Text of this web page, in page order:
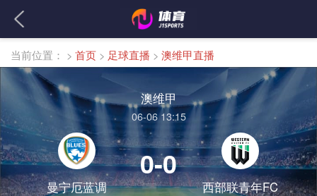
当前位置： > 首页 > 足球直播 > 澳维甲直播
澳维甲
06-06 13:15
曼宁厄蓝调
0-0
西部联青年FC